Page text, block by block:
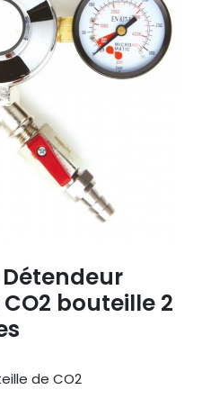
Détendeur
bouteille 2
de CO2